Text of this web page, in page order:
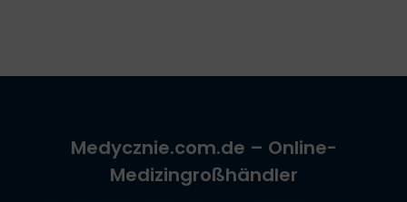
Medycznie.com.de – Online-
Medizingroßhändler